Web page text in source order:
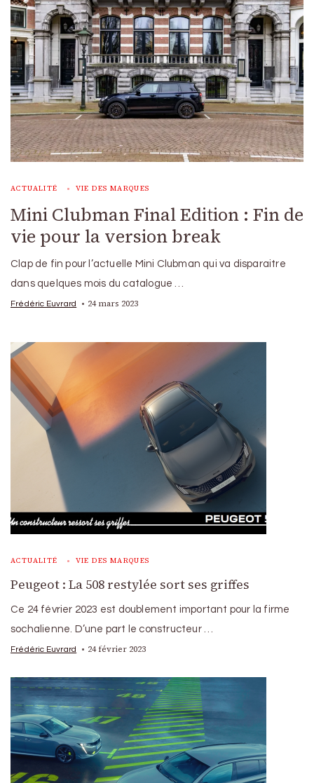
ACTUALITÉ VIE DES MARQUES
Mini Clubman Final Edition : Fin de
vie pour la version break
Clap de fin pour l’actuelle Mini Clubman qui va disparaitre
dans quelques mois du catalogue …
Frédéric Euvrard 24 mars 2023
ACTUALITÉ VIE DES MARQUES
Peugeot : La 508 restylée sort ses griffes
Ce 24 février 2023 est doublement important pour la firme
sochalienne. D’une part le constructeur …
Frédéric Euvrard 24 février 2023